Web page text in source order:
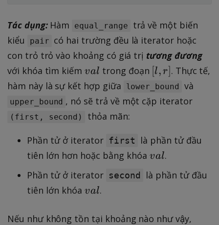
Tác dụng:Hàm equal_range
trả về một biến
kiểu
pair có hai trường đều là iterator hoặc
con trỏ trỏ vào khoảng có giá trị tương đương
với khóa tìm kiếmv
a
val trong đoạn [
,
r
[l, r]. Thực tế,
hàm này là sự kết hợp giữa
lower_bound và
upper_bound , nó sẽ trả về một cặp iterator
(first, second) thỏa mãn:
Phần tử ở iterator first
là phần tử đầu
tiên lớn hơn hoặc bằng khóa v
l
val.
Phần tử ở iterator second
là phần tử đầu
tiên lớn khóa v
l
val.
Nếu như không tồn tại khoảng nào như vậy,